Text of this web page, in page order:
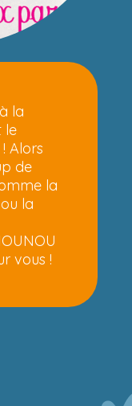
la
le
Alors
de
la
la
vous !